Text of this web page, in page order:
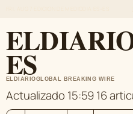
ES
ELDIARIOGLOBAL BREAKING WIRE
Actualizado 15:5916